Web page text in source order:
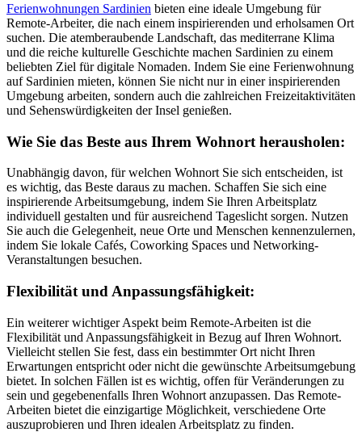
Ferienwohnungen Sardinien bieten eine ideale Umgebung für
Remote-Arbeiter, die nach einem inspirierenden und erholsamen Ort
suchen. Die atemberaubende Landschaft, das mediterrane Klima
und die reiche kulturelle Geschichte machen Sardinien zu einem
beliebten Ziel für digitale Nomaden. Indem Sie eine Ferienwohnung
auf Sardinien mieten, können Sie nicht nur in einer inspirierenden
Umgebung arbeiten, sondern auch die zahlreichen Freizeitaktivitäten
und Sehenswürdigkeiten der Insel genießen.
Wie Sie das Beste aus Ihrem Wohnort herausholen:
Unabhängig davon, für welchen Wohnort Sie sich entscheiden, ist
es wichtig, das Beste daraus zu machen. Schaffen Sie sich eine
inspirierende Arbeitsumgebung, indem Sie Ihren Arbeitsplatz
individuell gestalten und für ausreichend Tageslicht sorgen. Nutzen
Sie auch die Gelegenheit, neue Orte und Menschen kennenzulernen,
indem Sie lokale Cafés, Coworking Spaces und Networking-
Veranstaltungen besuchen.
Flexibilität und Anpassungsfähigkeit:
Ein weiterer wichtiger Aspekt beim Remote-Arbeiten ist die
Flexibilität und Anpassungsfähigkeit in Bezug auf Ihren Wohnort.
Vielleicht stellen Sie fest, dass ein bestimmter Ort nicht Ihren
Erwartungen entspricht oder nicht die gewünschte Arbeitsumgebung
bietet. In solchen Fällen ist es wichtig, offen für Veränderungen zu
sein und gegebenenfalls Ihren Wohnort anzupassen. Das Remote-
Arbeiten bietet die einzigartige Möglichkeit, verschiedene Orte
auszuprobieren und Ihren idealen Arbeitsplatz zu finden.